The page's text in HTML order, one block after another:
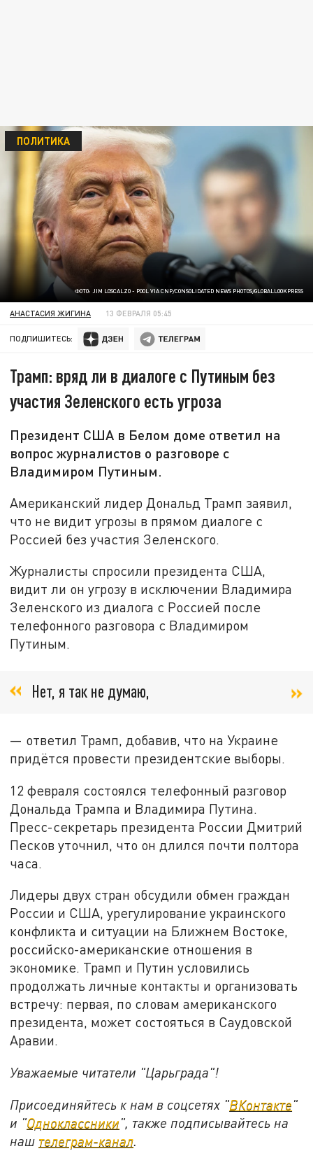
ФОТО: JIM LOSCALZO - POOL VIA CNP/CONSOLIDATED NEWS PHOTOS/GLOBALLOOKPRESS
ПОЛИТИКА
АНАСТАСИЯ ЖИГИНА 13 ФЕВРАЛЯ 05:45
ПОДПИШИТЕСЬ:
Трамп: вряд ли в диалоге с Путиным без
участия Зеленского есть угроза
Президент США в Белом доме ответил на
вопрос журналистов о разговоре с
Владимиром Путиным.
Американский лидер Дональд Трамп заявил,
что не видит угрозы в прямом диалоге с
Россией без участия Зеленского.
Журналисты спросили президента США,
видит ли он угрозу в исключении Владимира
Зеленского из диалога с Россией после
телефонного разговора с Владимиром
Путиным.
Нет, я так не думаю,
— ответил Трамп, добавив, что на Украине
придётся провести президентские выборы.
12 февраля состоялся телефонный разговор
Дональда Трампа и Владимира Путина.
Пресс-секретарь президента России Дмитрий
Песков уточнил, что он длился почти полтора
часа.
Лидеры двух стран обсудили обмен граждан
России и США, урегулирование украинского
конфликта и ситуации на Ближнем Востоке,
российско-американские отношения в
экономике. Трамп и Путин условились
продолжать личные контакты и организовать
встречу: первая, по словам американского
президента, может состояться в Саудовской
Аравии.
Уважаемые читатели "Царьграда"!
Присоединяйтесь к нам в соцсетях "ВКонтакте"
и "Одноклассники", также подписывайтесь на
наш телеграм-канал.